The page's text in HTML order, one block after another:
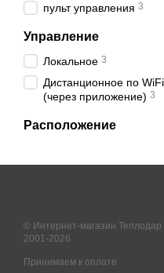
пульт управления 3
Управление
Локальное 3
Дистанционное по WiFi
(через приложение) 3
Расположение
© Интернет-магазин Теплодар
2001-2026
Принимаем к оплате